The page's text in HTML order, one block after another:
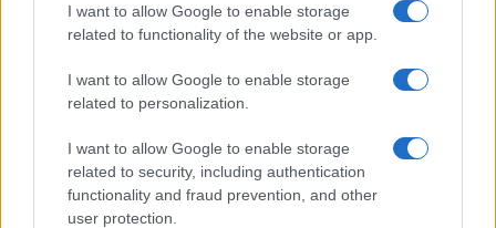
I want to allow Google to enable storage
related to functionality of the website or app.
I want to allow Google to enable storage
related to personalization.
I want to allow Google to enable storage
related to security, including authentication
functionality and fraud prevention, and other
user protection.
I nostri cari
I nostri cari